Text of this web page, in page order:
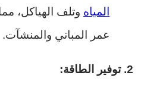
المياه وتلف الهياكل،
عمر المباني والمنشآت.
2. توفير الطاقة: